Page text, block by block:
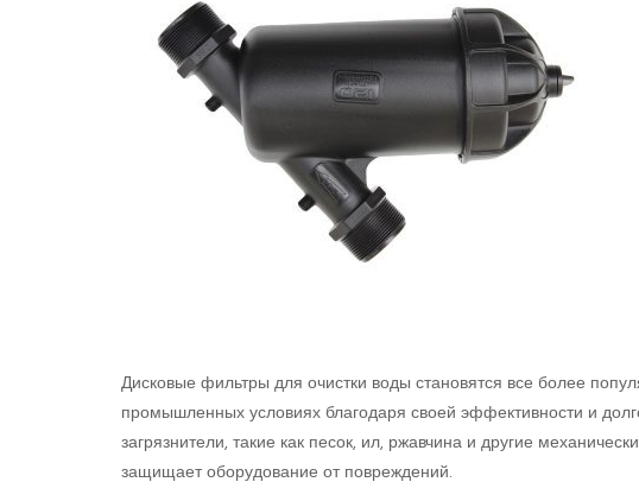
Дисковые фильтры для очистки воды становятся все более
промышленных условиях благодаря своей эффективности и
загрязнители, такие как песок, ил, ржавчина и другие
защищает оборудование от повреждений.